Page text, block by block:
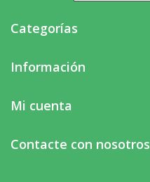
Categorías
Información
Mi cuenta
Contacte con nosotros